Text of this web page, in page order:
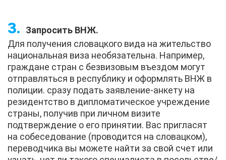
Запросить ВНЖ.
Для получения словацкого вида на жительство
национальная виза необязательна. Например,
граждане стран с безвизовым въездом могут
отправляться в республику и оформлять ВНЖ в
полиции. сразу подать заявление-анкету на
резидентство в дипломатическое учреждение
страны, получив при личном визите
подтверждение о его принятии. Вас пригласят
на собеседование (проводится на словацком),
переводчика вы можете найти за свой счет или